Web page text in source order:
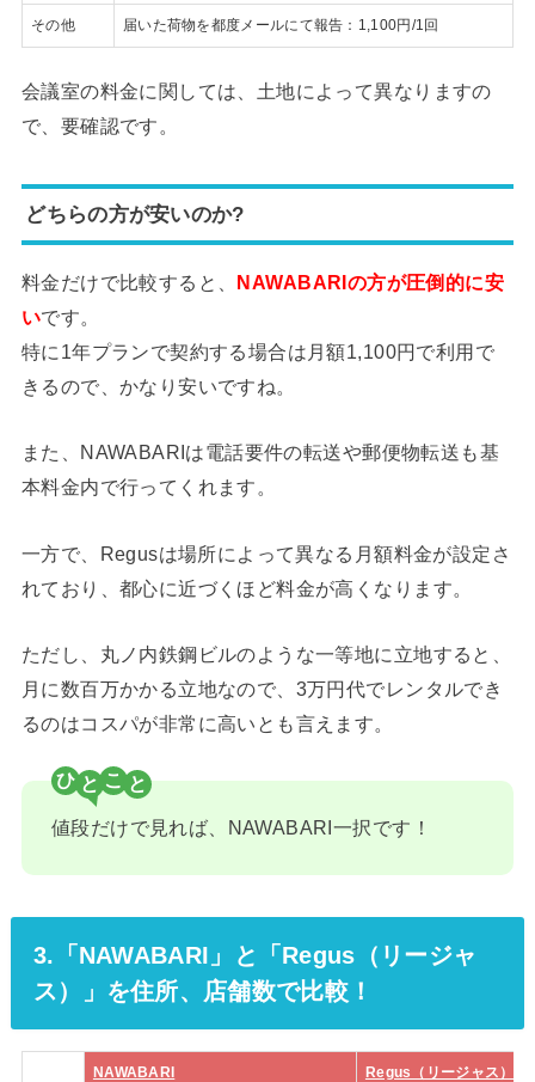
その他 届いた荷物を都度メールにて報告： 1,100円/1 回
会議室の料金に関しては、土地によって異なりますの
で、要確認です。
どちらの方が安いのか?
料金だけで比較すると、 NAWABARIの方が圧倒的に安
いです。
特に1年プランで契約する場合は月額1,100円で利用で
きるので、かなり安いですね。
また、NAWABARIは電話要件の転送や郵便物転送も基
本料金内で行ってくれます。
一方で、Regusは場所によって異なる月額料金が設定さ
れており、都心に近づくほど料金が高くなります。
ただし、丸ノ内鉄鋼ビルのような一等地に立地すると、
月に数百万かかる立地なので、3万円代でレンタルでき
るのはコスパが非常に高いとも言えます。
ひ こ
値段だけで見れば、NAWABARI一択です！
3.「NAWABARI」と「Regus（リージャ
ス）」を住所、店舗数で比較！
NAWABARI Regus（リージャス）